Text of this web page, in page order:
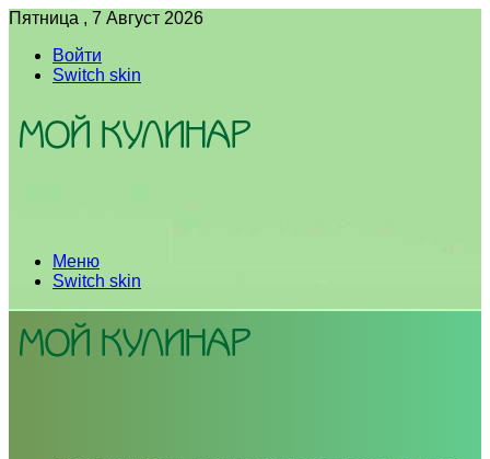
Пятница , 7 Август 2026
Войти
Switch skin
Меню
Switch skin